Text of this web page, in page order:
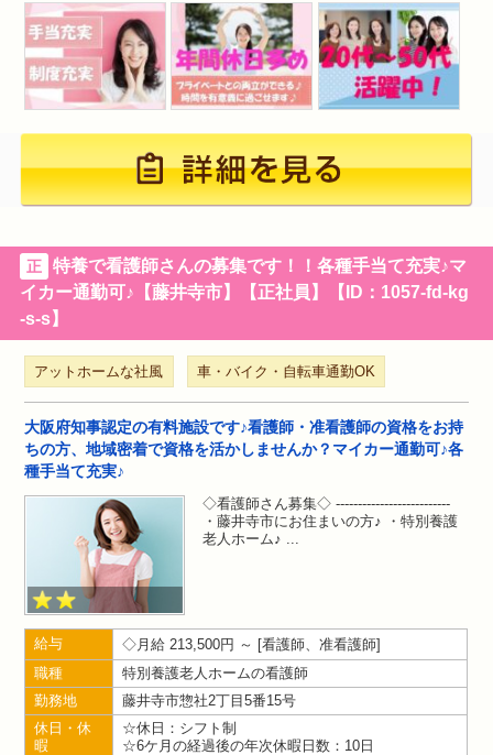
正
特養で看護師さんの募集です！！各種手当て充実♪マ
イカー通勤可♪【藤井寺市】【正社員】【ID：1057-fd-kg
-s-s】
アットホームな社風 車・バイク・自転車通勤OK
大阪府知事認定の有料施設です♪看護師・准看護師の資格をお持
ちの方、地域密着で資格を活かしませんか？マイカー通勤可♪各
種手当て充実♪
◇看護師さん募集◇ --------------------------
・藤井寺市にお住まいの方♪ ・特別養護
老人ホーム♪
給与 月給 213,500円 ～
看護師、准看護師
職種
特別養護老人ホームの看護師
勤務地
藤井寺市惣社2丁目5番15号
休日・休
暇
☆休日：シフト制
☆6ケ月の経過後の年次休暇日数：10日